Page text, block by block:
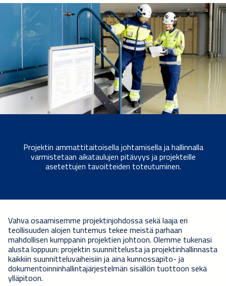
Projektin ammattitaitoisella johtamisella ja hallinnalla
varmistetaan aikataulujen pitävyys ja projekteille
asetettujen tavoitteiden toteutuminen.
Vahva osaamisemme projektinjohdossa sekä laaja eri
teollisuuden alojen tuntemus tekee meistä parhaan
mahdollisen kumppanin projektien johtoon. Olemme tukenasi
alusta loppuun: projektin suunnittelusta ja projektinhallinnasta
kaikkiin suunnitteluvaiheisiin ja aina kunnossapito- ja
dokumentoinninhallintajärjestelmän sisällön tuottoon sekä
ylläpitoon.